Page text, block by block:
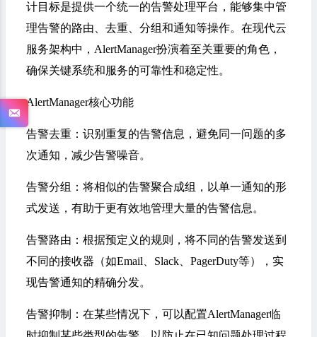
计目标是提供一个统一的告警处理平台，能够集中管
理告警的路由、去重、分组和通知等操作。在现代云
服务架构中，AlertManager扮演着至关重要的角色，
确保关键系统和服务的可靠性和稳定性‌。
‌AlertManager‌核心功能
‌告警去重‌：识别重复的告警信息，避免同一问题的多
次通知，减少告警噪音‌。
‌告警分组‌：将相似的告警聚合成组，以单一通知的形
式发送，有助于更有效地管理大量的告警信息‌。
‌告警路由‌：根据预定义的规则，将不同的告警发送到
不同的接收器（如Email、Slack、PagerDuty等），实
现告警通知的精确分发‌。
‌告警抑制‌：在某些情况下，可以配置AlertManager临